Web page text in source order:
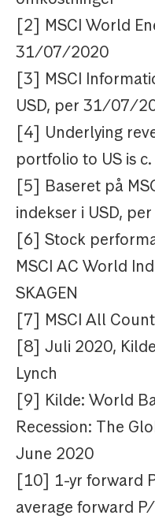
[2] MSCI World
31/07/2020
[3] MSCI
USD, per 31/07/
[4] Underlying
portfolio to US is
[5] Baseret på
indekser i USD,
[6] Stock
MSCI AC World
SKAGEN
[7] MSCI All
[8] Juli 2020,
Lynch
[9] Kilde: World
Recession: The
June 2020
[10] 1-yr forward
average forward